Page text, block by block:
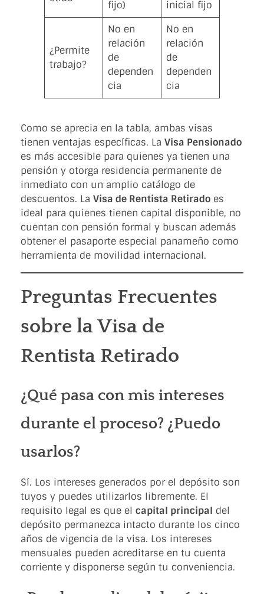
fijo)
inicial fijo
¿Permite
trabajo?
No en
relación
de
dependen
cia
No en
relación
de
dependen
cia
Como se aprecia en la tabla, ambas visas
tienen ventajas específicas. La Visa Pensionado
es más accesible para quienes ya tienen una
pensión y otorga residencia permanente de
inmediato con un amplio catálogo de
descuentos. La Visa de Rentista Retirado es
ideal para quienes tienen capital disponible, no
cuentan con pensión formal y buscan además
obtener el pasaporte especial panameño como
herramienta de movilidad internacional.
Preguntas Frecuentes
sobre la Visa de
Rentista Retirado
¿Qué pasa con mis intereses
durante el proceso? ¿Puedo
usarlos?
Sí. Los intereses generados por el depósito son
tuyos y puedes utilizarlos libremente. El
requisito legal es que el capital principal del
depósito permanezca intacto durante los cinco
años de vigencia de la visa. Los intereses
mensuales pueden acreditarse en tu cuenta
corriente y disponerse según tu conveniencia.